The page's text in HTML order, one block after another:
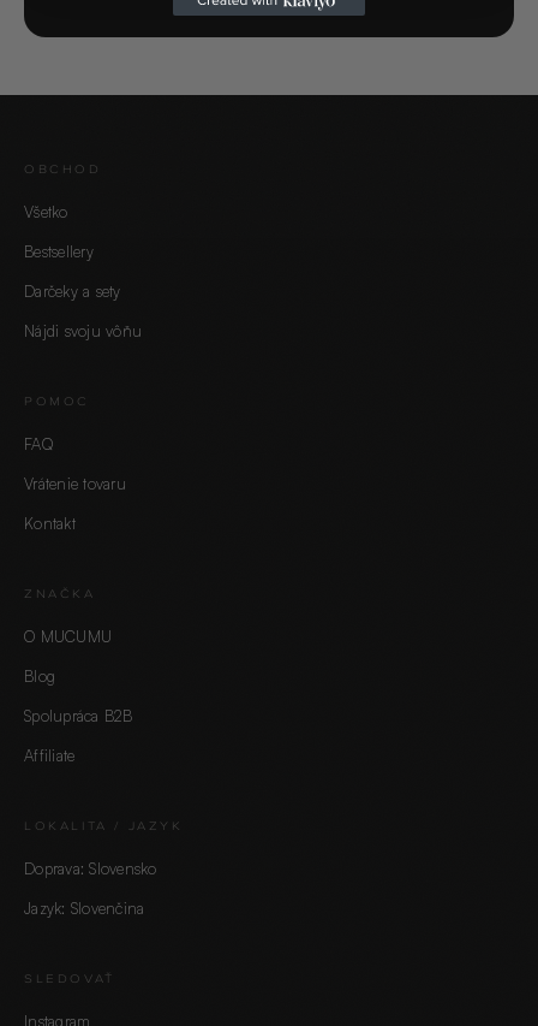
OBCHOD
Všetko
Bestsellery
Darčeky a sety
Nájdi svoju vôňu
POMOC
FAQ
Vrátenie tovaru
Kontakt
ZNAČKA
O MUCUMU
Blog
Spolupráca B2B
Affiliate
LOKALITA / JAZYK
Doprava: Slovensko
Jazyk: Slovenčina
SLEDOVAŤ
Instagram